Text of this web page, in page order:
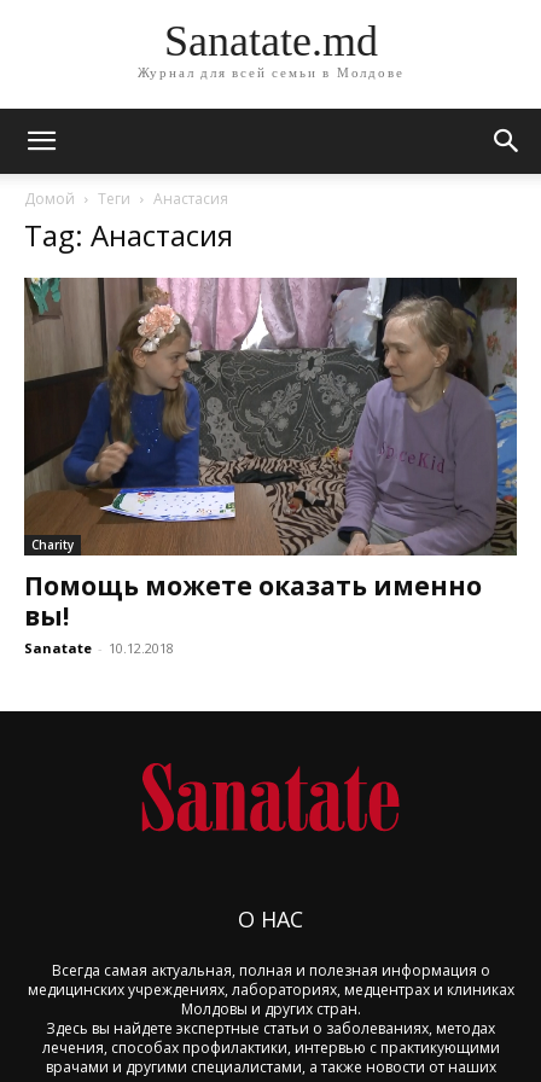
Sanatate.md
Журнал для всей семьи в Молдове
Домой Теги Анастасия
Tag: Анастасия
Charity
Помощь можете оказать именно
вы!
Sanatate - 10.12.2018
О НАС
Всегда самая актуальная, полная и полезная информация о
медицинских учреждениях, лабораториях, медцентрах и клиниках
Молдовы и других стран.
Здесь вы найдете экспертные статьи о заболеваниях, методах
лечения, способах профилактики, интервью с практикующими
врачами и другими специалистами, а также новости от наших